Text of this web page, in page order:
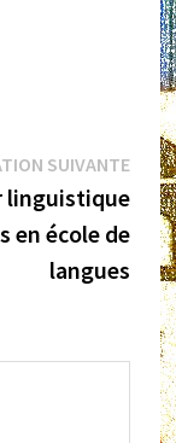
:
SUIVANTE
linguistique
en école de
langues